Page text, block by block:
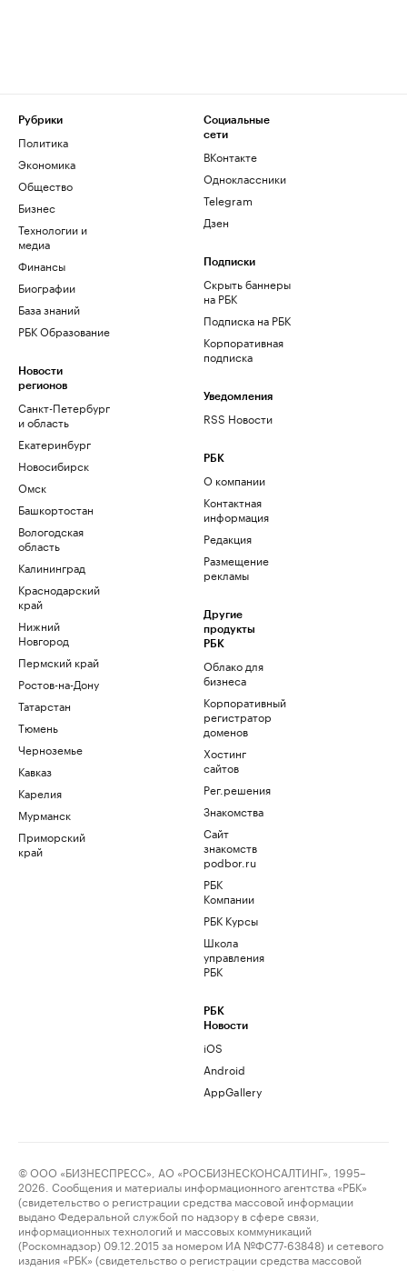
Рубрики
Политика
Экономика
Общество
Бизнес
Технологии и
медиа
Финансы
Биографии
База знаний
РБК Образование
Новости
регионов
Санкт-Петербург
и область
Екатеринбург
Новосибирск
Омск
Башкортостан
Вологодская
область
Калининград
Краснодарский
край
Нижний
Новгород
Пермский край
Ростов-на-Дону
Татарстан
Тюмень
Черноземье
Кавказ
Карелия
Мурманск
Приморский
край
Социальные
сети
ВКонтакте
Одноклассники
Telegram
Дзен
Подписки
Скрыть баннеры
на РБК
Подписка на РБК
Корпоративная
подписка
Уведомления
RSS Новости
РБК
О компании
Контактная
информация
Редакция
Размещение
рекламы
Другие
продукты
РБК
Облако для
бизнеса
Корпоративный
регистратор
доменов
Хостинг
сайтов
Рег.решения
Знакомства
Сайт
знакомств
podbor.ru
РБК
Компании
РБК Курсы
Школа
управления
РБК
РБК
Новости
iOS
Android
AppGallery
© ООО «БИЗНЕСПРЕСС», АО «РОСБИЗНЕСКОНСАЛТИНГ», 1995–
2026. Сообщения и материалы информационного агентства «РБК»
(свидетельство о регистрации средства массовой информации
выдано Федеральной службой по надзору в сфере связи,
информационных технологий и массовых коммуникаций
(Роскомнадзор) 09.12.2015 за номером ИА №ФС77-63848) и сетевого
издания «РБК» (свидетельство о регистрации средства массовой